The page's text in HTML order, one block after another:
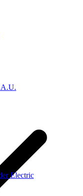
Electric